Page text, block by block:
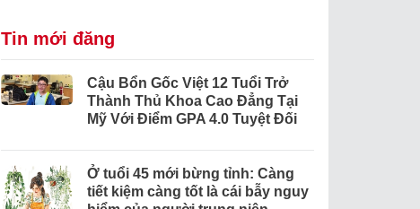
Tin mới đăng
Cậu Bổn Gốc Việt 12 Tuổi Trở
Thành Thủ Khoa Cao Đẳng Tại
Mỹ Với Điểm GPA 4.0 Tuyệt Đối
Ở tuổi 45 mới bừng tỉnh: Càng
tiết kiệm càng tốt là cái bẫy nguy